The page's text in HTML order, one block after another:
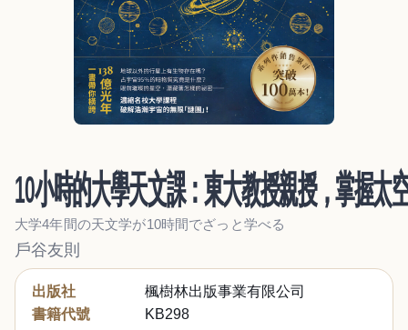
10小時的大學天文課：東大教授親授，掌握太
大学4年間の天文学が10時間でざっと学べる
戶谷友則
出版社
楓樹林出版事業有限公司
書籍代號
KB298